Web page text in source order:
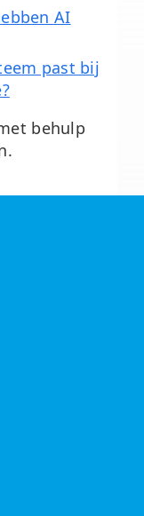
AI
past bij
behulp